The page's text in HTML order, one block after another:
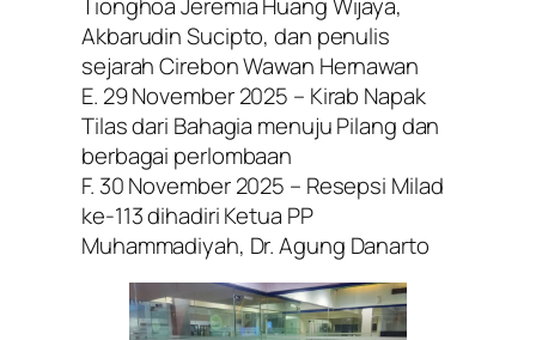
Akbarudin Sucipto, dan penulis
sejarah Cirebon Wawan Hernawan
E. 29 November 2025 – Kirab Napak
Tilas dari Bahagia menuju Pilang dan
berbagai perlombaan
F. 30 November 2025 – Resepsi Milad
ke-113 dihadiri Ketua PP
Muhammadiyah, Dr. Agung Danarto